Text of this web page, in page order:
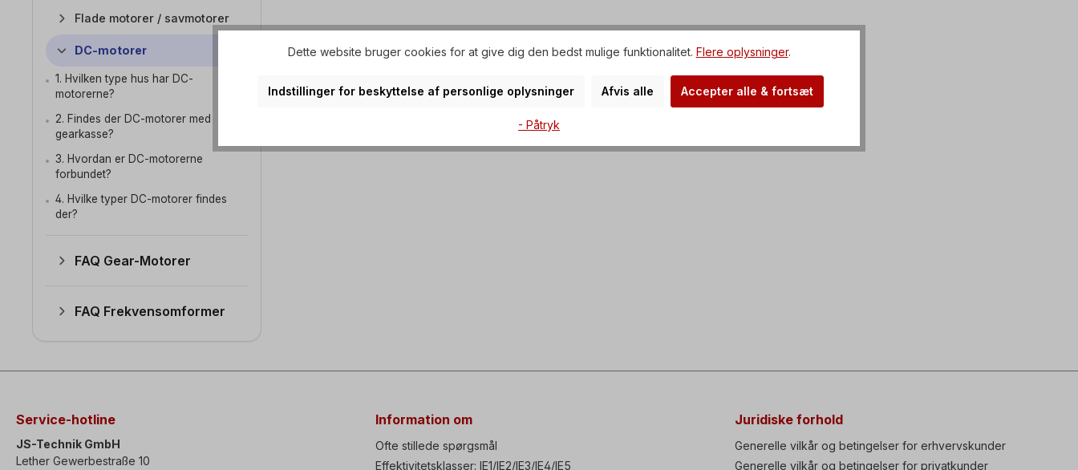
Flade motorer / savmotorer
DC-motorer
1. Hvilken type hus har DC-
motorerne?
2. Findes der DC-motorer med
gearkasse?
3. Hvordan er DC-motorerne
forbundet?
4. Hvilke typer DC-motorer findes
der?
FAQ Gear-Motorer
FAQ Frekvensomformer
Service-hotline
JS-Technik GmbH
Lether Gewerbestraße 10
Information om
Ofte stillede spørgsmål
Effektivitetsklasser: IE1/IE2/IE3/IE4/IE5
Juridiske forhold
Generelle vilkår og betingelser for erhvervskunder
Generelle vilkår og betingelser for privatkunder
Dette website bruger cookies for at give dig den bedst mulige funktionalitet. Flere oplysninger.
Indstillinger for beskyttelse af personlige oplysninger Afvis alle Accepter alle & fortsæt
- Påtryk